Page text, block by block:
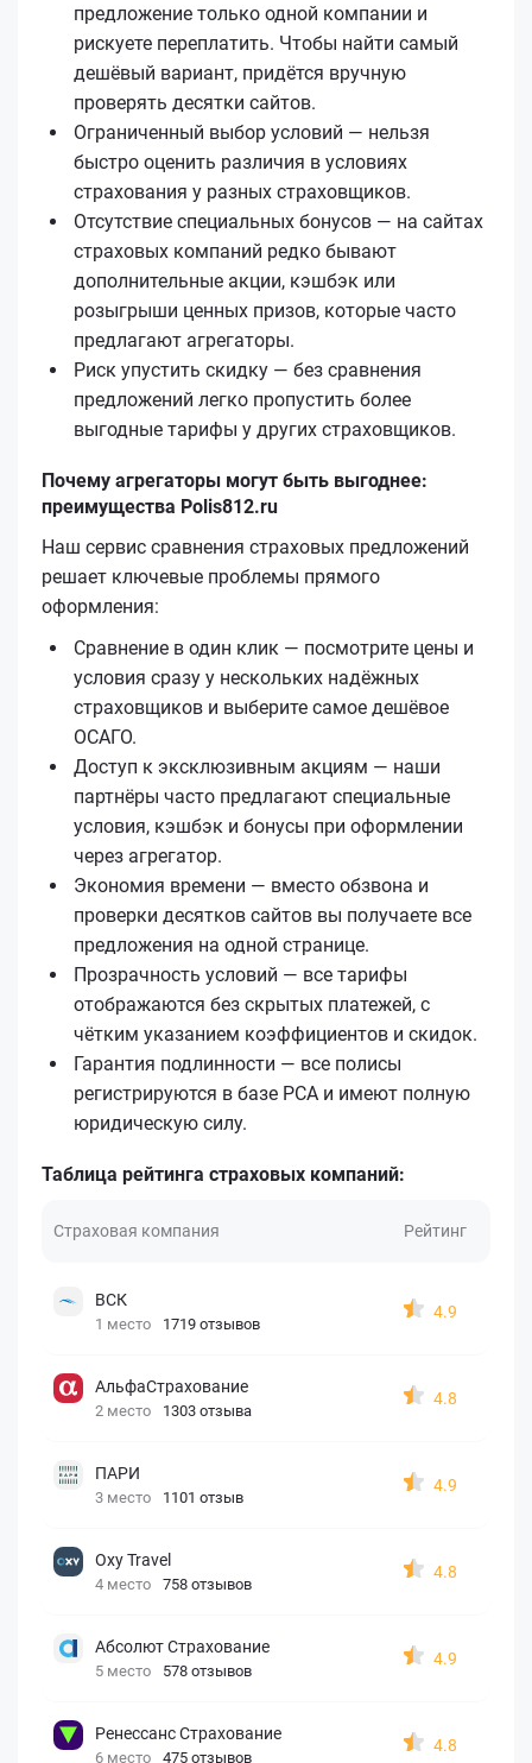
предложение только одной компании и
рискуете переплатить. Чтобы найти самый
дешёвый вариант, придётся вручную
проверять десятки сайтов.
Ограниченный выбор условий — нельзя
быстро оценить различия в условиях
страхования у разных страховщиков.
Отсутствие специальных бонусов — на сайтах
страховых компаний редко бывают
дополнительные акции, кэшбэк или
розыгрыши ценных призов, которые часто
предлагают агрегаторы.
Риск упустить скидку — без сравнения
предложений легко пропустить более
выгодные тарифы у других страховщиков.
Почему агрегаторы могут быть выгоднее:
преимущества Polis812.ru
Наш сервис сравнения страховых предложений
решает ключевые проблемы прямого
оформления:
Сравнение в один клик — посмотрите цены и
условия сразу у нескольких надёжных
страховщиков и выберите самое дешёвое
ОСАГО.
Доступ к эксклюзивным акциям — наши
партнёры часто предлагают специальные
условия, кэшбэк и бонусы при оформлении
через агрегатор.
Экономия времени — вместо обзвона и
проверки десятков сайтов вы получаете все
предложения на одной странице.
Прозрачность условий — все тарифы
отображаются без скрытых платежей, с
чётким указанием коэффициентов и скидок.
Гарантия подлинности — все полисы
регистрируются в базе РСА и имеют полную
юридическую силу.
Таблица рейтинга страховых компаний:
Страховая компания Рейтинг
ВСК
1 место 1719 отзывов
4.9
АльфаСтрахование
2 место 1303 отзыва
4.8
ПАРИ
3 место 1101 отзыв
4.9
Oxy Travel
4 место 758 отзывов
4.8
Абсолют Страхование
5 место 578 отзывов
4.9
Ренессанс Страхование
6 место 475 отзывов
4.8